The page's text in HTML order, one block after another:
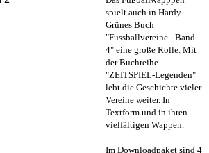
spielt auch in Hardy
Grünes Buch
"Fussballvereine - Band
4" eine große Rolle. Mit
der Buchreihe
"ZEITSPIEL-Legenden"
lebt die Geschichte vieler
Vereine weiter. In
Textform und in ihren
vielfältigen Wappen.
Im Downloadpaket sind 4